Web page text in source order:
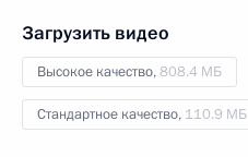
Загрузить видео
Высокое качество,808.4 МБ
Стандартное качество, 110.9 МБ